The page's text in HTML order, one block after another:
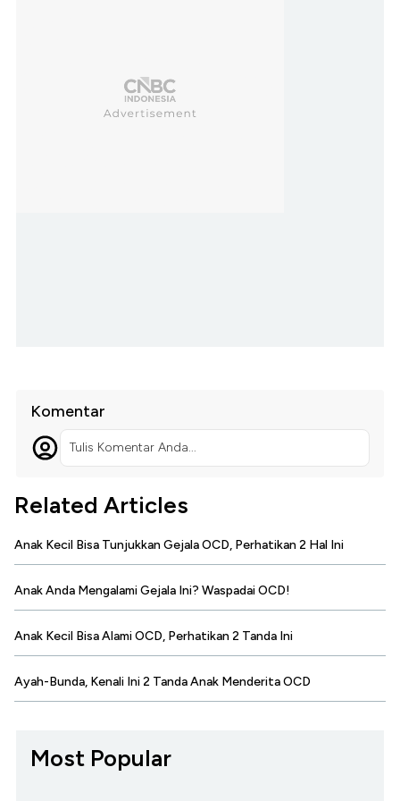
Komentar
Tulis Komentar Anda...
Related Articles
Anak Kecil Bisa Tunjukkan Gejala OCD, Perhatikan 2 Hal Ini
Anak Anda Mengalami Gejala Ini? Waspadai OCD!
Anak Kecil Bisa Alami OCD, Perhatikan 2 Tanda Ini
Ayah-Bunda, Kenali Ini 2 Tanda Anak Menderita OCD
Most Popular